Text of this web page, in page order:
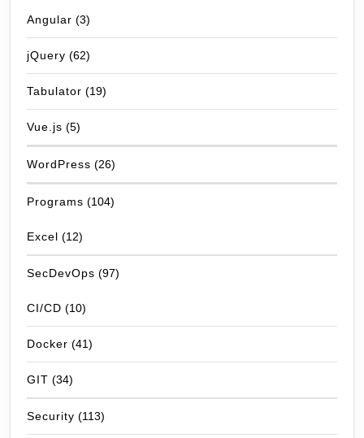
Angular (3)
jQuery (62)
Tabulator (19)
Vue.js (5)
WordPress (26)
Programs (104)
Excel (12)
SecDevOps (97)
CI/CD (10)
Docker (41)
GIT (34)
Security (113)